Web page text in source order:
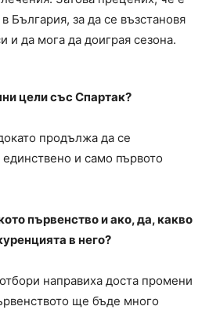
България, за да се възстановя
и да мога да доиграя сезона.
цели със Спартак?
продължа да се
и само първото
първенство и ако, да, какво
в него?
направиха доста промени
ще бъде много